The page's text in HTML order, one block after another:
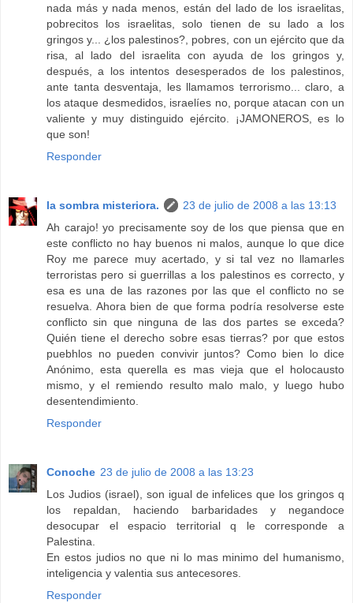
nada más y nada menos, están del lado de los israelitas,
pobrecitos los israelitas, solo tienen de su lado a los
gringos y... ¿los palestinos?, pobres, con un ejército que da
risa, al lado del israelita con ayuda de los gringos y,
después, a los intentos desesperados de los palestinos,
ante tanta desventaja, les llamamos terrorismo... claro, a
los ataque desmedidos, israelíes no, porque atacan con un
valiente y muy distinguido ejército. ¡JAMONEROS, es lo
que son!
Responder
la sombra misteriora.
23 de julio de 2008 a las 13:13
Ah carajo! yo precisamente soy de los que piensa que en
este conflicto no hay buenos ni malos, aunque lo que dice
Roy me parece muy acertado, y si tal vez no llamarles
terroristas pero si guerrillas a los palestinos es correcto, y
esa es una de las razones por las que el conflicto no se
resuelva. Ahora bien de que forma podría resolverse este
conflicto sin que ninguna de las dos partes se exceda?
Quién tiene el derecho sobre esas tierras? por que estos
puebhlos no pueden convivir juntos? Como bien lo dice
Anónimo, esta querella es mas vieja que el holocausto
mismo, y el remiendo resulto malo malo, y luego hubo
desentendimiento.
Responder
Conoche 23 de julio de 2008 a las 13:23
Los Judios (israel), son igual de infelices que los gringos q
los repaldan, haciendo barbaridades y negandoce
desocupar el espacio territorial q le corresponde a
Palestina.
En estos judios no que ni lo mas minimo del humanismo,
inteligencia y valentia sus antecesores.
Responder